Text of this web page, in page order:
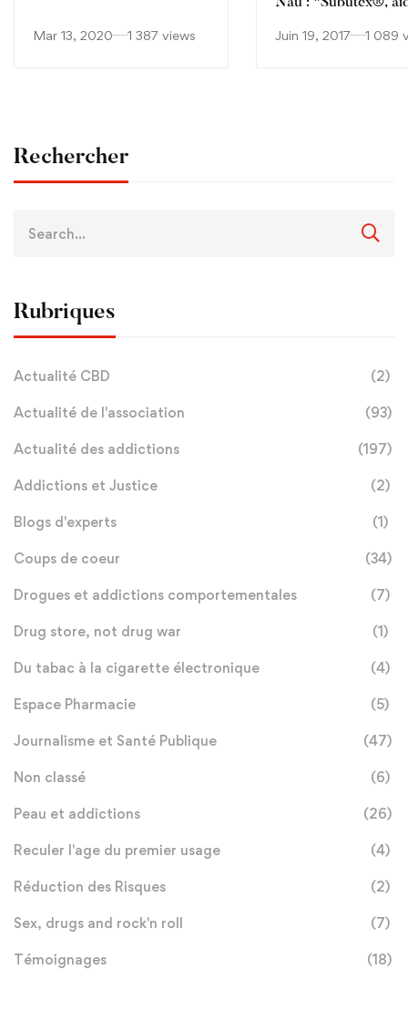
Mar 13, 2020 1 387 views
Nau : "Subutex®,
Juin 19, 2017 1 089
Rechercher
Rubriques
Actualité CBD (2)
Actualité de l'association (93)
Actualité des addictions (197)
Addictions et Justice (2)
Blogs d'experts (1)
Coups de coeur (34)
Drogues et addictions comportementales (7)
Drug store, not drug war (1)
Du tabac à la cigarette électronique (4)
Espace Pharmacie (5)
Journalisme et Santé Publique (47)
Non classé (6)
Peau et addictions (26)
Reculer l'age du premier usage (4)
Réduction des Risques (2)
Sex, drugs and rock'n roll (7)
Témoignages (18)